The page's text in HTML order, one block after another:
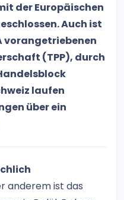
der Europäischen
Auch ist
vorangetriebenen
(TPP), durch
laufen
über ein
anderem ist das